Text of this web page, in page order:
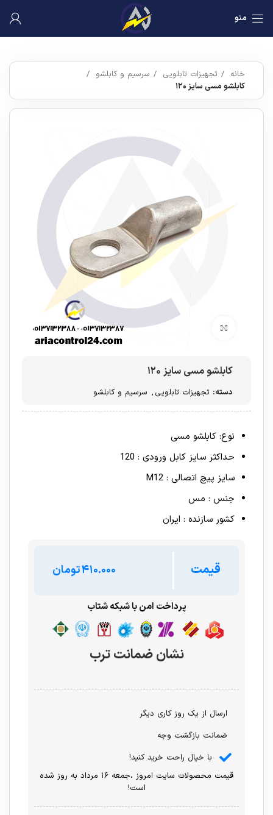
منو
خانه تجهیزات تابلویی
سرسیم و کابلشو
کابلشو مسی سایز ۱۲۰
برای بزرگنمایی کلیک کنید
کابلشو مسی سایز ۱۲۰
دسته: تجهیزات تابلویی , سرسیم و کابلشو
نوع: کابلشو مسی
حداکثر سایز کابل ورودی : 120
سایز پیچ اتصالی : M12
جنس : مس
کشور سازنده : ایران
قیمت تومان
پرداخت امن با شبکه شتاب
نشان ضمانت ترب
ارسال از یک روز کاری دیگر
ضمانت بازگشت وجه
با خیال راحت خرید کنید!
قیمت محصولات سایت امروز ،جمعه ۱۶ مرداد به روز شده
است!